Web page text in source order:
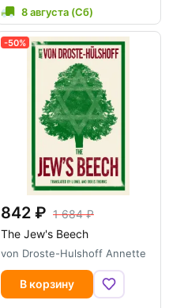
8 августа (Сб)
-50%
842
1 684
The Jew's Beech
von Droste-Hulshoff Annette
В корзину